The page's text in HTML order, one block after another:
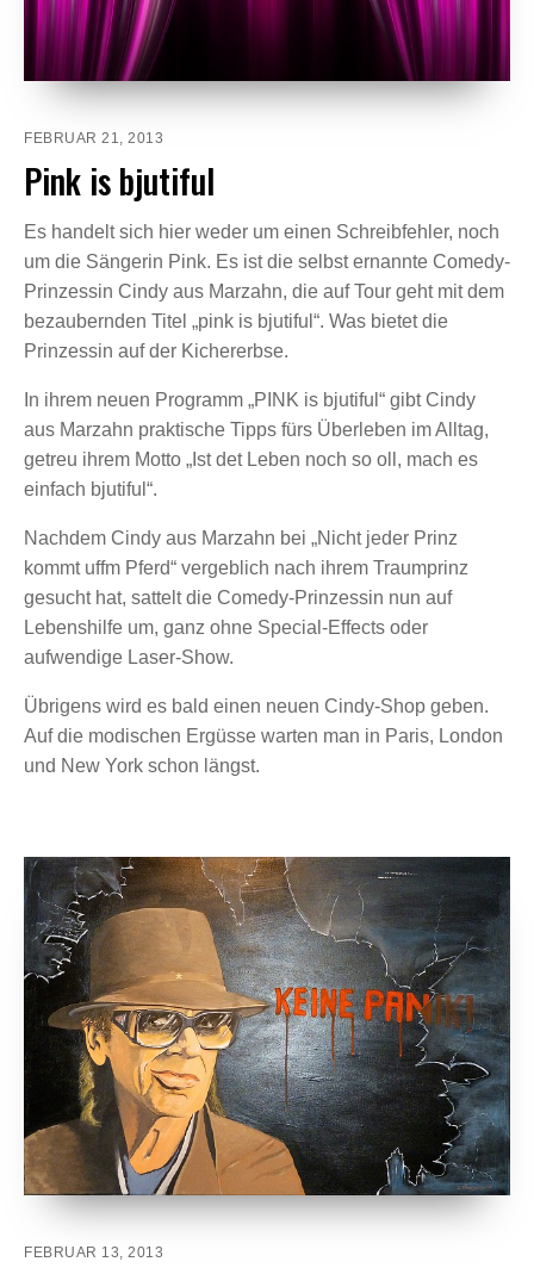
FEBRUAR 21, 2013
Pink is bjutiful
Es handelt sich hier weder um einen Schreibfehler, noch
um die Sängerin Pink. Es ist die selbst ernannte Comedy-
Prinzessin Cindy aus Marzahn, die auf Tour geht mit dem
bezaubernden Titel „pink is bjutiful“. Was bietet die
Prinzessin auf der Kichererbse.
In ihrem neuen Programm „PINK is bjutiful“ gibt Cindy
aus Marzahn praktische Tipps fürs Überleben im Alltag,
getreu ihrem Motto „Ist det Leben noch so oll, mach es
einfach bjutiful“.
Nachdem Cindy aus Marzahn bei „Nicht jeder Prinz
kommt uffm Pferd“ vergeblich nach ihrem Traumprinz
gesucht hat, sattelt die Comedy-Prinzessin nun auf
Lebenshilfe um, ganz ohne Special-Effects oder
aufwendige Laser-Show.
Übrigens wird es bald einen neuen Cindy-Shop geben.
Auf die modischen Ergüsse warten man in Paris, London
und New York schon längst.
FEBRUAR 13, 2013